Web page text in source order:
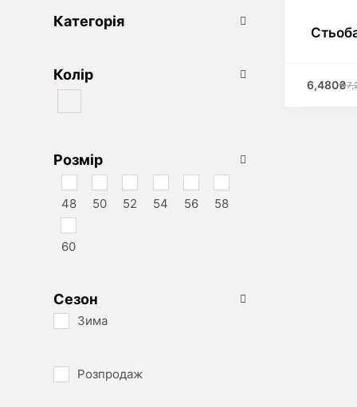
6,480₴
кілька
Категорія
Колір
Розмір
48 50 52 54 56 58
60
Сезон
Зима
Розпродаж